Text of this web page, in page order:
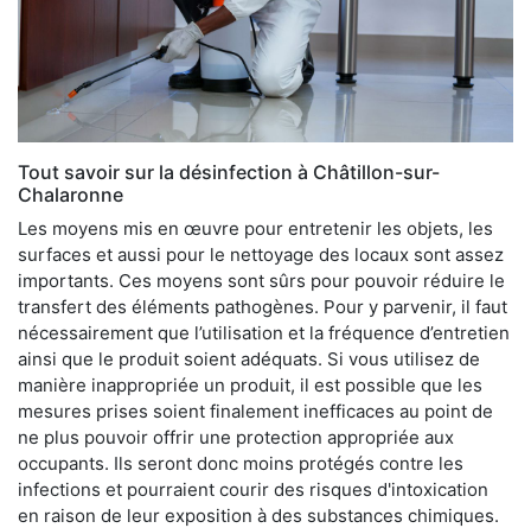
Tout savoir sur la désinfection à Châtillon-sur-
Chalaronne
Les moyens mis en œuvre pour entretenir les objets, les
surfaces et aussi pour le nettoyage des locaux sont assez
importants. Ces moyens sont sûrs pour pouvoir réduire le
transfert des éléments pathogènes. Pour y parvenir, il faut
nécessairement que l’utilisation et la fréquence d’entretien
ainsi que le produit soient adéquats. Si vous utilisez de
manière inappropriée un produit, il est possible que les
mesures prises soient finalement inefficaces au point de
ne plus pouvoir offrir une protection appropriée aux
occupants. Ils seront donc moins protégés contre les
infections et pourraient courir des risques d'intoxication
en raison de leur exposition à des substances chimiques.